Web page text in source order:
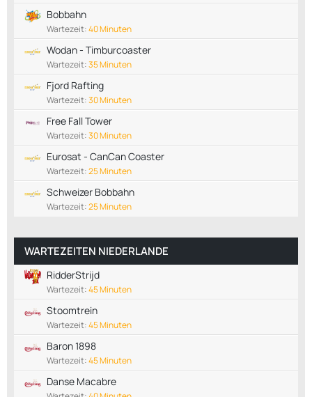
Bobbahn
Wartezeit:40 Minuten
Wodan - Timburcoaster
Wartezeit:35 Minuten
Fjord Rafting
Wartezeit:30 Minuten
Free Fall Tower
Wartezeit:30 Minuten
Eurosat - CanCan Coaster
Wartezeit:25 Minuten
Schweizer Bobbahn
Wartezeit:25 Minuten
WARTEZEITEN NIEDERLANDE
RidderStrijd
Wartezeit:45 Minuten
Stoomtrein
Wartezeit:45 Minuten
Baron 1898
Wartezeit:45 Minuten
Danse Macabre